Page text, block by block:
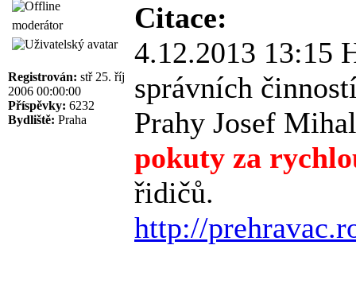
moderátor
Registrován: stř 25. říj
2006 00:00:00
Příspěvky: 6232
Bydliště: Praha
Citace:
4.12.2013 13:15
správních
Prahy Josef
pokuty za
řidičů.
http://